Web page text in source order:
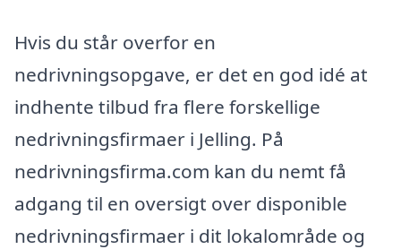
Hvis du står overfor en
nedrivningsopgave, er det en god idé at
indhente tilbud fra flere forskellige
nedrivningsfirmaer i Jelling. På
nedrivningsfirma.com kan du nemt få
adgang til en oversigt over disponible
nedrivningsfirmaer i dit lokalområde og